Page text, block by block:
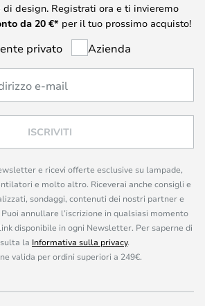
di design. Registrati ora e ti invieremo
da 20 €* per il tuo prossimo acquisto!
privato Azienda
ISCRIVITI
e ricevi offerte esclusive su lampade,
e molto altro. Riceverai anche consigli e
sondaggi, contenuti dei nostri partner e
annullare l’iscrizione in qualsiasi momento
disponibile in ogni Newsletter. Per saperne di
la Informativa sulla privacy.
valida per ordini superiori a 249€.